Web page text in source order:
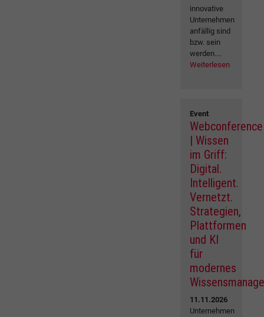
innovative
Unternehmen
anfällig sind
bzw. sein
werden....
Weiterlesen
Event
Webconference
| Wissen
im Griff:
Digital.
Intelligent.
Vernetzt.
Strategien,
Plattformen
und KI
für
modernes
11.11.2026
Unternehmen